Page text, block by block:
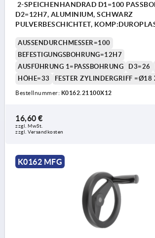
2-SPEICHENHANDRAD D1=100
D2=12H7, ALUMINIUM, SCHWARZ
PULVERBESCHICHTET,
AUSSENDURCHMESSER=100
BEFESTIGUNGSBOHRUNG=12H7
AUSFÜHRUNG 1=PASSBOHRUNG
D3=26
HÖHE=33
FESTER ZYLINDERGRIFF
Bestellnummer: K0162.21100X12
16,60 €
zzgl. MwSt.
zzgl. Versandkosten
K0162 MFG